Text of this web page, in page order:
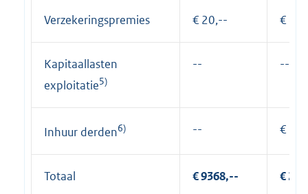
Verzekeringspremies € 20,-- €
Kapitaallasten
exploitatie5)
-- --
Inhuur derden6) -- €
Totaal € 9368,-- €